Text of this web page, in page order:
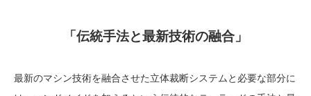
「伝統手法と最新技術の融合」
最新のマシン技術を融合させた立体裁断システムと必要な部分に